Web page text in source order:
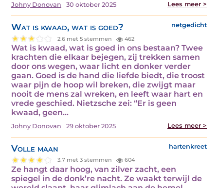
Johny Donovan 30 oktober 2025 Lees meer >
Wat is kwaad, wat is goed? netgedicht
2.6 met 5 stemmen 462
Wat is kwaad, wat is goed in ons bestaan? Twee
krachten die elkaar bejegen, zij trekken samen
door ons wegen, waar licht en donker verder
gaan. Goed is de hand die liefde biedt, die troost
waar pijn de hoop wil breken, die zwijgt maar
nooit de mens zal wreken, en leeft waar hart en
vrede geschied. Nietzsche zei: “Er is geen
kwaad, geen…
Johny Donovan 29 oktober 2025 Lees meer >
Volle maan hartenkreet
3.7 met 3 stemmen 604
Ze hangt daar hoog, van zilver zacht, een
spiegel in de donk’re nacht. Ze waakt terwijl de